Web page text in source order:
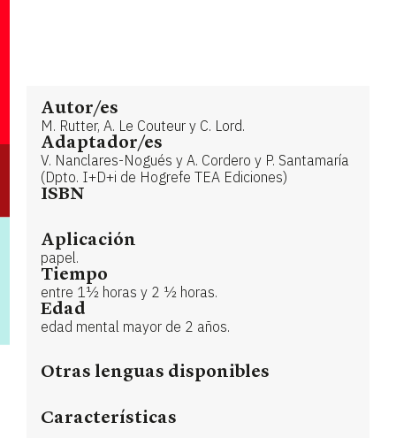
Autor/es
M. Rutter, A. Le Couteur y C. Lord.
Adaptador/es
V. Nanclares-Nogués y A. Cordero y P. Santamaría
(Dpto. I+D+i de Hogrefe TEA Ediciones)
ISBN
Aplicación
papel.
Tiempo
entre 1½ horas y 2 ½ horas.
Edad
edad mental mayor de 2 años.
Otras lenguas disponibles
Características